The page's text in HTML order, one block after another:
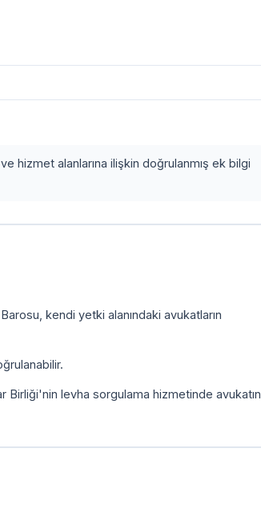
hizmet alanlarına ilişkin doğrulanmış ek bilgi
kendi yetki alanındaki avukatların
Birliği'nin levha sorgulama hizmetinde avukatın